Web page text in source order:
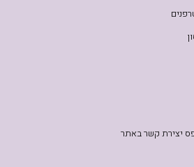
יצירת קשר באתר